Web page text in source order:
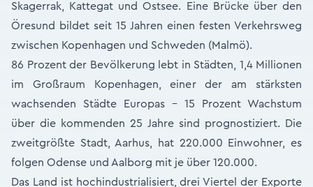
Skagerrak, Kattegat und Ostsee. Eine Brücke über den
Öresund bildet seit 15 Jahren einen festen Verkehrsweg
zwischen Kopenhagen und Schweden (Malmö).
86 Prozent der Bevölkerung lebt in Städten, 1,4 Millionen
im Großraum Kopenhagen, einer der am stärksten
wachsenden Städte Europas – 15 Prozent Wachstum
über die kommenden 25 Jahre sind prognostiziert. Die
zweitgrößte Stadt, Aarhus, hat 220.000 Einwohner, es
folgen Odense und Aalborg mit je über 120.000.
Das Land ist hochindustrialisiert, drei Viertel der Exporte